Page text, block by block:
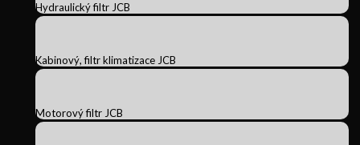
Hydraulický filtr JCB
Kabinový, filtr klimatizace JCB
Motorový filtr JCB